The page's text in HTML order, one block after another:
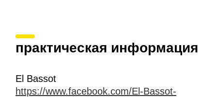
практическая информация
El Bassot
https://www.facebook.com/El-Bassot-